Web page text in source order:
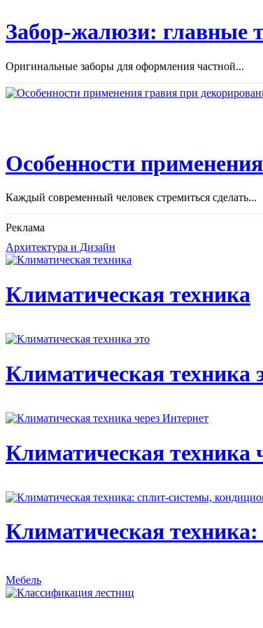
Забор-жалюзи: главные
Оригинальные заборы для оформления частной...
Особенности
Каждый современный человек стремиться сделать...
Реклама
Архитектура и Дизайн
Климатическая техника
Климатическая техника
Климатическая техника
Климатическая
Мебель